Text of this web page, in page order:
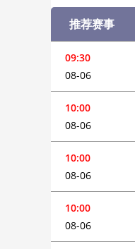
推荐赛事
09:30
08-06
10:00
08-06
10:00
08-06
10:00
08-06